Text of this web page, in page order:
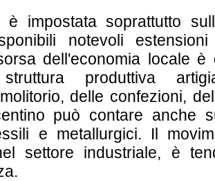
è impostata soprattutto
notevoli
dell'economia locale
struttura produttiva
delle confezioni,
può contare anche
e metallurgici. Il
settore industriale, è